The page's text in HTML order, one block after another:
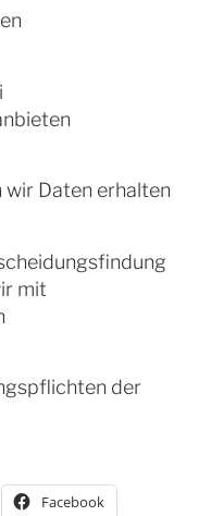
Daten erhalten
mit
der
Facebook